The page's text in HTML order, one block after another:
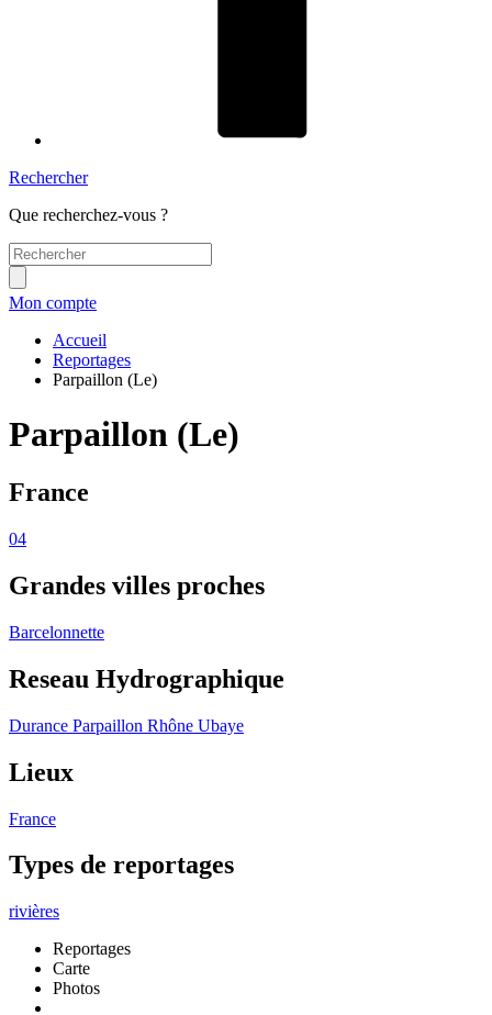
Rechercher
Que recherchez-vous ?
Mon compte
Accueil
Reportages
Parpaillon (Le)
Parpaillon (Le)
France
04
Grandes villes proches
Barcelonnette
Reseau Hydrographique
Durance Parpaillon Rhône Ubaye
Lieux
France
Types de reportages
rivières
Reportages
Carte
Photos